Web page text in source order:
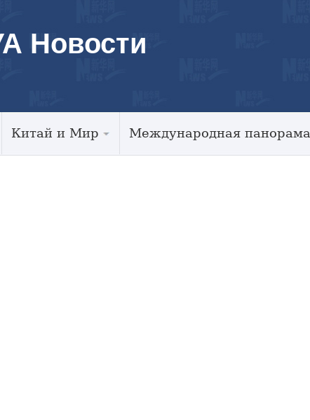
Новости
Китай и Мир Международная панорама